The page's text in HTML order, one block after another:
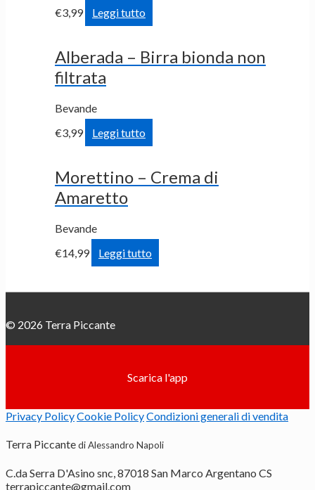
€3,99 Leggi tutto
Alberada – Birra bionda non
filtrata
Bevande
€3,99 Leggi tutto
Morettino – Crema di
Amaretto
Bevande
€14,99 Leggi tutto
© 2026 Terra Piccante
Scarica l'app
Privacy PolicyCookie PolicyCondizioni generali di vendita
Terra Piccantedi Alessandro Napoli
C.da Serra D'Asino snc, 87018 San Marco Argentano CS
terrapiccante@gmail.com